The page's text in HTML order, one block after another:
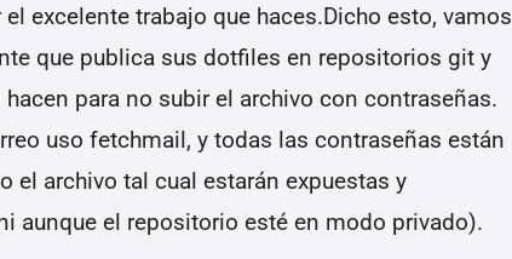
excelente trabajo que haces.Dicho esto, vamos
que publica sus dotfiles en repositorios git y
para no subir el archivo con contraseñas.
uso fetchmail, y todas las contraseñas están
el archivo tal cual estarán expuestas y
aunque el repositorio esté en modo privado).